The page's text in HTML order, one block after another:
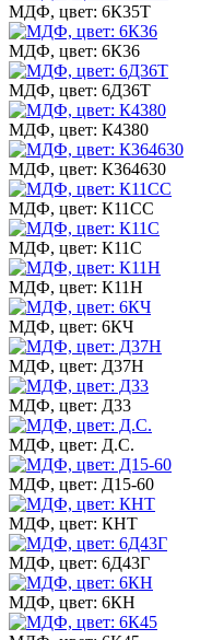
МДФ, цвет: 6К35Т
МДФ, цвет: 6К36
МДФ, цвет: 6Д36Т
МДФ, цвет: К4380
МДФ, цвет: К364630
МДФ, цвет: К11СС
МДФ, цвет: К11С
МДФ, цвет: К11Н
МДФ, цвет: 6КЧ
МДФ, цвет: Д37Н
МДФ, цвет: Д33
МДФ, цвет: Д.С.
МДФ, цвет: Д15-60
МДФ, цвет: КНТ
МДФ, цвет: 6Д43Г
МДФ, цвет: 6КН